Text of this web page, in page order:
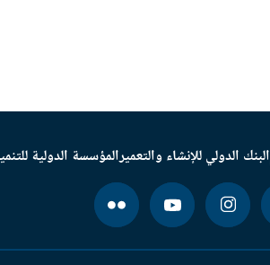
البنك الدولي للإنشاء والتعميرالمؤسسة الدولية